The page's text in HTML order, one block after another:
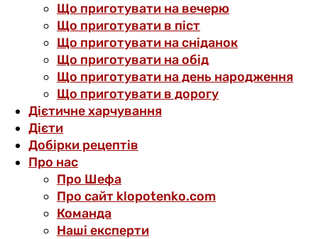
Що приготувати на вечерю
Що приготувати в піст
Що приготувати на сніданок
Що приготувати на обід
Що приготувати на день народження
Що приготувати в дорогу
Дієтичне харчування
Дієти
Добірки рецептів
Про нас
Про Шефа
Про сайт klopotenko.com
Команда
Наші експерти